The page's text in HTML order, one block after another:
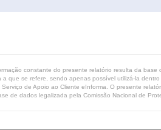
constante do presente relatório resulta da
a que se refere, sendo apenas possível utilizá-la
de Apoio ao Cliente eInforma. O presente
de dados legalizada pela Comissão Nacional de